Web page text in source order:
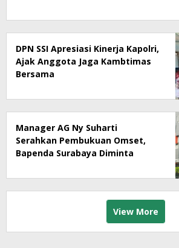
DPN SSI Apresiasi Kinerja Kapolri,
Ajak Anggota Jaga Kambtimas
Bersama
Manager AG Ny Suharti
Serahkan Pembukuan Omset,
Bapenda Surabaya Diminta
View More